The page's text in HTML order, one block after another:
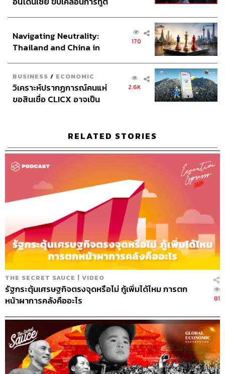
ศุภมิตร เศรษฐลักษณ์
Sound Directorกฤตพล จียะเกียรติ
ขจีพรรณ วิจิตรรัตน์, ธภัทร
ตั้งวงษ์ไชย
Graphic Designerธนิดา โตวิวัฒน์
Channel Team Leadสิทธิโชติ สุภาวรรณ์
Senior Channel Admin ทศพล เพิ่มพูล
Online Community Admin สิรินยา เจษฎาพงศ์ภักดี
THE STANDARD Shared Service Department
TAGS: The Standard Podcast
คงกระพัน อินทรแจ้ง
Podcast
269
นครินทร์ วนกิจไพบูลย์
บรรณาธิการบริหาร สำนักข่าว THE
STANDARD วิทยากรด้านสื่อและการทำคอน
เทนต์ออนไลน์
อินโดนีเซีย
Navigating Neutrality:
Thailand and China in
170
BUSINESS / ECONOMIC
วิเคราะห์ปรากฏการณ์คนแห่
ขอสินเชื่อ CLICX อาจเป็น
2.6K
RELATED STORIES
THE SECRET SAUCE | VIDEO
รัฐกระตุ้นเศรษฐกิจตรงจุดหรือไม่ กู้เพิ่มได้ไหม การตก
หน้าผาการคลังคืออะไร
81